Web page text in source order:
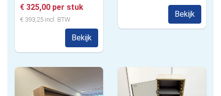
€ 325,00 per stuk
€ 393,25 incl. BTW
Bekijk
Bekijk